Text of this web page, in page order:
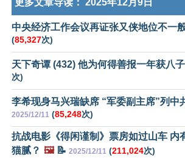
更多文章导读： 2025年12月9日
中央经济工作会议再证张又侠地位不一
(85,327次)
天下奇谭 (432) 他为何得善报一年获八子
次)
李希现身马兴瑞缺席 “军委副主席”列中
2025/12/11 (85,248次)
抗战电影《得闲谨制》票房如过山车 内
猫腻？ 🖼️📝 2025/12/11 (211,024次)